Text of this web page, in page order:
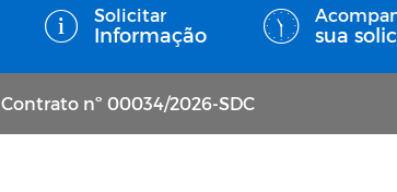
Solicitar
Informação sua
Contrato nº 00034/2026-SDC